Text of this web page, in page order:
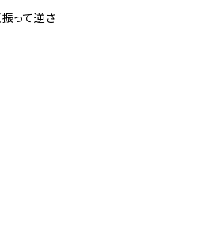
って逆さ